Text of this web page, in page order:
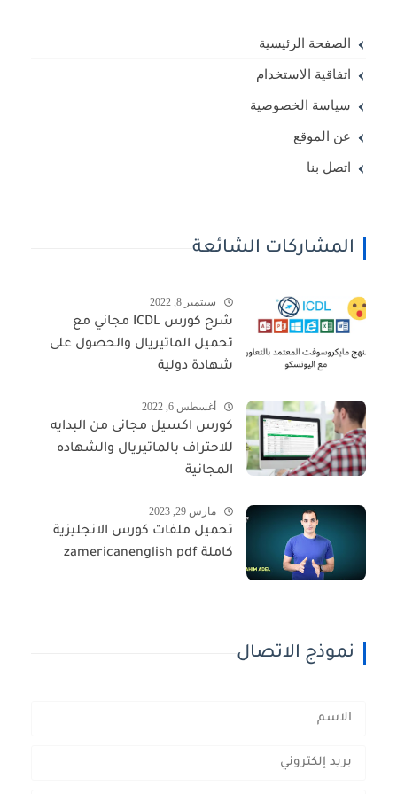
الصفحة الرئيسية
اتفاقية الاستخدام
سياسة الخصوصية
عن الموقع
اتصل بنا
المشاركات الشائعة
سبتمبر 8, 2022
شرح كورس ICDL مجاني مع
تحميل الماتيريال والحصول على
شهادة دولية
أغسطس 6, 2022
كورس اكسيل مجانى من البدايه
للاحتراف بالماتيريال والشهاده
المجانية
مارس 29, 2023
تحميل ملفات كورس الانجليزية
كاملة zamericanenglish pdf
نموذج الاتصال